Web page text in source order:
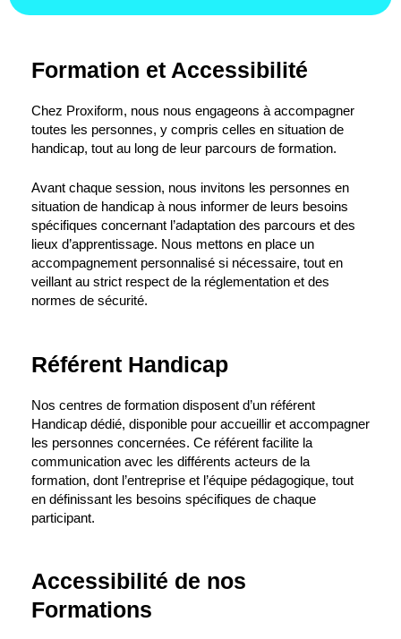
Formation et Accessibilité
Chez Proxiform, nous nous engageons à accompagner
toutes les personnes, y compris celles en situation de
handicap, tout au long de leur parcours de formation.
Avant chaque session, nous invitons les personnes en
situation de handicap à nous informer de leurs besoins
spécifiques concernant l’adaptation des parcours et des
lieux d’apprentissage. Nous mettons en place un
accompagnement personnalisé si nécessaire, tout en
veillant au strict respect de la réglementation et des
normes de sécurité.
Référent Handicap
Nos centres de formation disposent d’un référent
Handicap dédié, disponible pour accueillir et accompagner
les personnes concernées. Ce référent facilite la
communication avec les différents acteurs de la
formation, dont l’entreprise et l’équipe pédagogique, tout
en définissant les besoins spécifiques de chaque
participant.
Accessibilité de nos
Formations